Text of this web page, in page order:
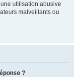
utilisation abusive
malveillants ou
?